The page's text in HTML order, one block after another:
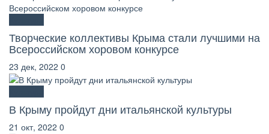
Творческие коллективы Крыма стали лучшими на
Всероссийском хоровом конкурсе
23 дек, 2022 0
В Крыму пройдут дни итальянской культуры
21 окт, 2022 0